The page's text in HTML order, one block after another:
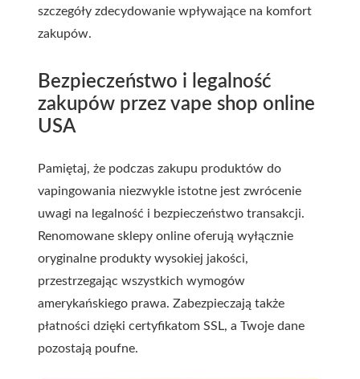
szczegóły zdecydowanie wpływające na komfort
zakupów.
Bezpieczeństwo i legalność
zakupów przez vape shop online
USA
Pamiętaj, że podczas zakupu produktów do
vapingowania niezwykle istotne jest zwrócenie
uwagi na legalność i bezpieczeństwo transakcji.
Renomowane sklepy online oferują wyłącznie
oryginalne produkty wysokiej jakości,
przestrzegając wszystkich wymogów
amerykańskiego prawa. Zabezpieczają także
płatności dzięki certyfikatom SSL, a Twoje dane
pozostają poufne.